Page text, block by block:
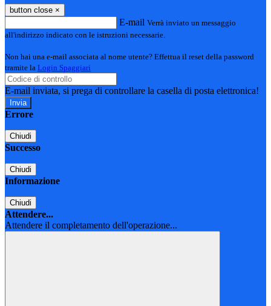
button close ×
E-mail Verrà inviato un messaggio
all'indirizzo indicato con le istruzioni necessarie.
Non hai una e-mail associata al nome utente? Effettua il reset della password
tramite la Login Spaggiari
E-mail inviata, si prega di controllare la casella di posta elettronica!
Errore
Chiudi
Successo
Chiudi
Informazione
Chiudi
Attendere...
Attendere il completamento dell'operazione...